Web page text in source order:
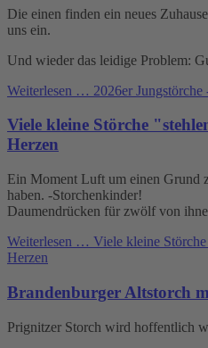
Die einen finden ein neues
uns ein.
Und wieder das leidige Problem:
Weiterlesen … 2026er
Viele kleine Störche
Herzen
Ein Moment Luft um einen Grund
haben. -Storchenkinder!
Daumendrücken für zwölf von
Weiterlesen … Viele kleine
Herzen
Brandenburger Altstorch
Prignitzer Storch wird hoffentlich